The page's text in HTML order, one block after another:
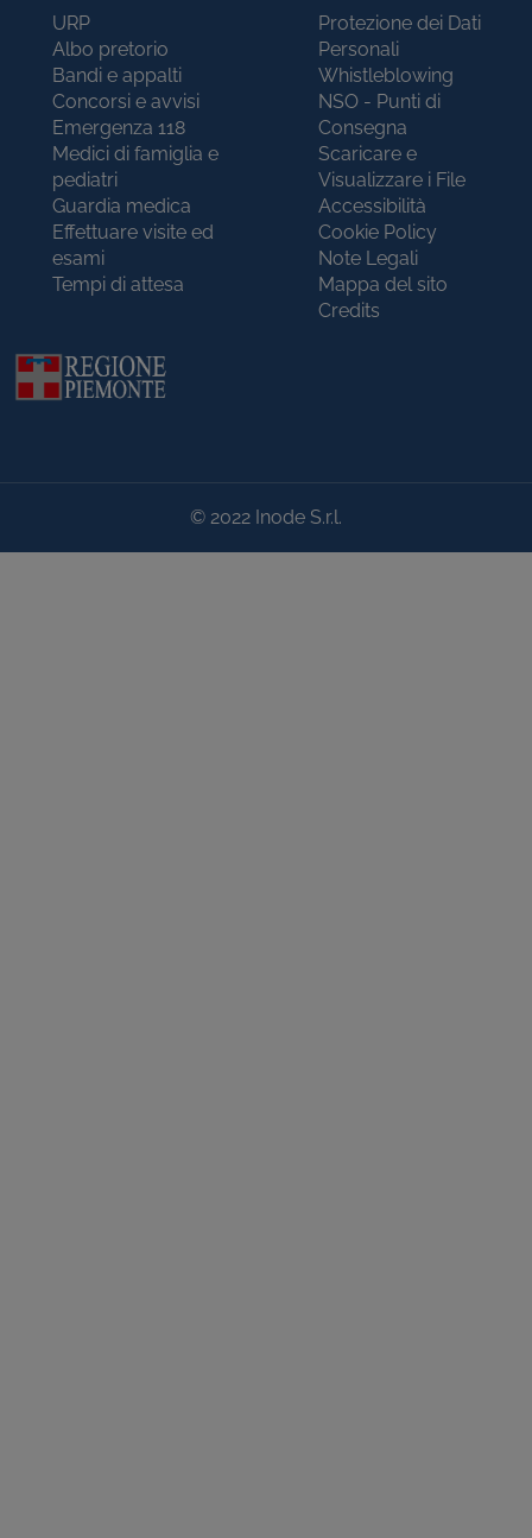
URP
Albo pretorio
Bandi e appalti
Concorsi e avvisi
Emergenza 118
Medici di famiglia e
pediatri
Guardia medica
Effettuare visite ed
esami
Tempi di attesa
Protezione dei Dati
Personali
Whistleblowing
NSO - Punti di
Consegna
Scaricare e
Visualizzare i File
Accessibilità
Cookie Policy
Note Legali
Mappa del sito
Credits
© 2022 Inode S.r.l.